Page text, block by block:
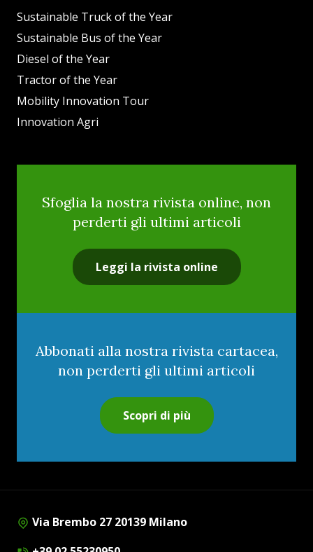
Sustainable Truck of the Year
Sustainable Bus of the Year
Diesel of the Year
Tractor of the Year
Mobility Innovation Tour
Innovation Agri
Sfoglia la nostra rivista online, non
perderti gli ultimi articoli
Leggi la rivista online
Abbonati alla nostra rivista cartacea,
non perderti gli ultimi articoli
Scopri di più
Via Brembo 27 20139 Milano